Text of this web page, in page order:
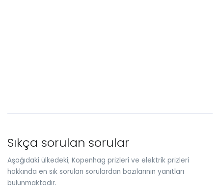
Sıkça sorulan sorular
Aşağıdaki ülkedeki; Kopenhag prizleri ve elektrik prizleri
hakkında en sık sorulan sorulardan bazılarının yanıtları
bulunmaktadır.